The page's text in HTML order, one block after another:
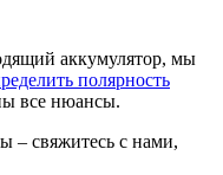
аккумулятор, мы
полярность
все нюансы.
– свяжитесь с нами,